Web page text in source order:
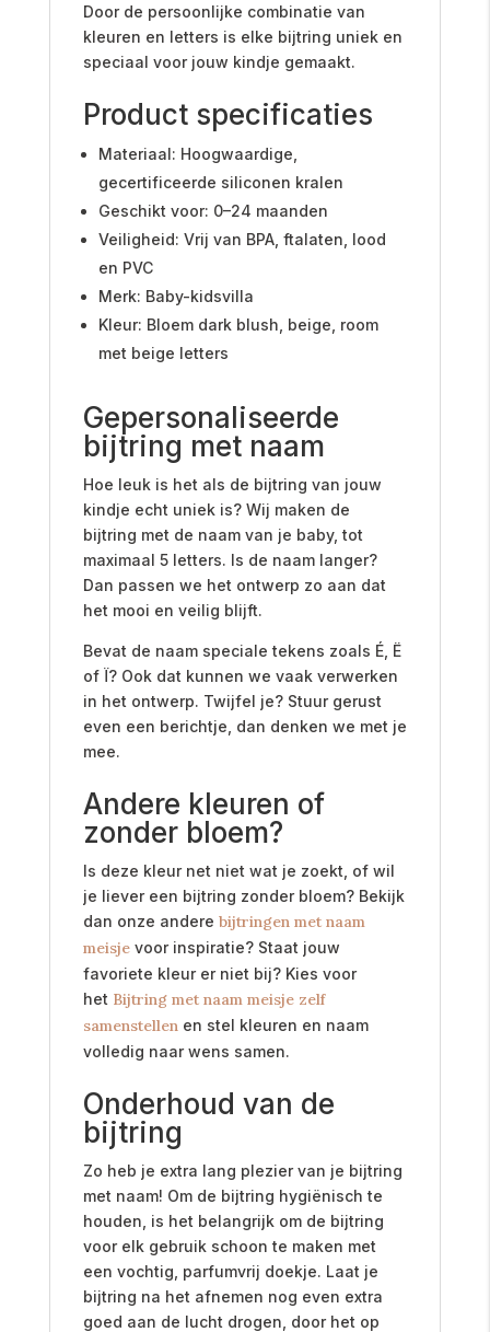
Door de persoonlijke combinatie van
kleuren en letters is elke bijtring uniek en
speciaal voor jouw kindje gemaakt.
Product specificaties
Materiaal: Hoogwaardige,
gecertificeerde siliconen kralen
Geschikt voor: 0–24 maanden
Veiligheid: Vrij van BPA, ftalaten, lood
en PVC
Merk: Baby-kidsvilla
Kleur: Bloem dark blush, beige, room
met beige letters
Gepersonaliseerde
bijtring met naam
Hoe leuk is het als de bijtring van jouw
kindje echt uniek is? Wij maken de
bijtring met de naam van je baby, tot
maximaal 5 letters. Is de naam langer?
Dan passen we het ontwerp zo aan dat
het mooi en veilig blijft.
Bevat de naam speciale tekens zoals É, Ë
of Ï? Ook dat kunnen we vaak verwerken
in het ontwerp. Twijfel je? Stuur gerust
even een berichtje, dan denken we met je
mee.
Andere kleuren of
zonder bloem?
Is deze kleur net niet wat je zoekt, of wil
je liever een bijtring zonder bloem? Bekijk
dan onze andere bijtringen met naam
meisjevoor inspiratie? Staat jouw
favoriete kleur er niet bij? Kies voor
het Bijtring met naam meisje zelf
samenstellen en stel kleuren en naam
volledig naar wens samen.
Onderhoud van de
bijtring
Zo heb je extra lang plezier van je bijtring
met naam! Om de bijtring hygiënisch te
houden, is het belangrijk om de bijtring
voor elk gebruik schoon te maken met
een vochtig, parfumvrij doekje. Laat je
bijtring na het afnemen nog even extra
goed aan de lucht drogen, door het op